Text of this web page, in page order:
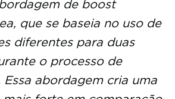
de boost
que se baseia no uso de
diferentes para duas
o processo de
Essa abordagem cria uma